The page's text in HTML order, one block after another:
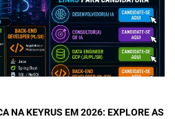
NA KEYRUS EM 2026: EXPLORE AS